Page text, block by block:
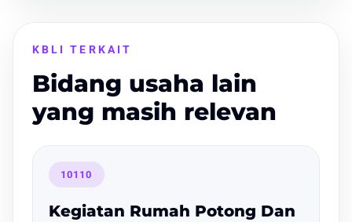
KBLI TERKAIT
Bidang usaha lain
yang masih relevan
10110
Kegiatan Rumah Potong Dan